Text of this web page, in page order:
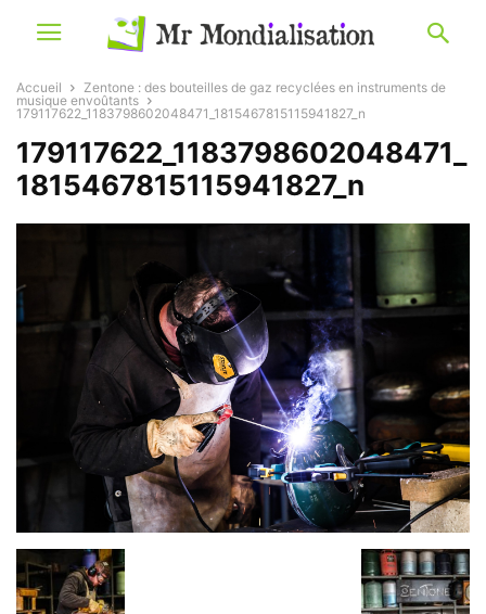
Accueil
Zentone : des bouteilles de gaz recyclées en instruments de
musique envoûtants
179117622_1183798602048471_1815467815115941827_n
179117622_1183798602048471_
1815467815115941827_n